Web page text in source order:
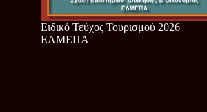
Ειδικό Τεύχος Τουρισμού 2026 |
ΕΛΜΕΠΑ